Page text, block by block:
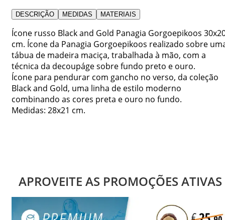
DESCRIÇÃO MEDIDAS MATERIAIS
Ícone russo Black and Gold Panagia Gorgoepikoos
cm. Ícone da Panagia Gorgoepikoos realizado sobre
tábua de madeira maciça, trabalhada à mão, com a
técnica da decoupáge sobre fundo preto e ouro.
Ícone para pendurar com gancho no verso, da coleção
Black and Gold, uma linha de estilo moderno
combinando as cores preta e ouro no fundo.
Medidas: 28x21 cm.
APROVEITE AS PROMOÇÕES ATIVAS